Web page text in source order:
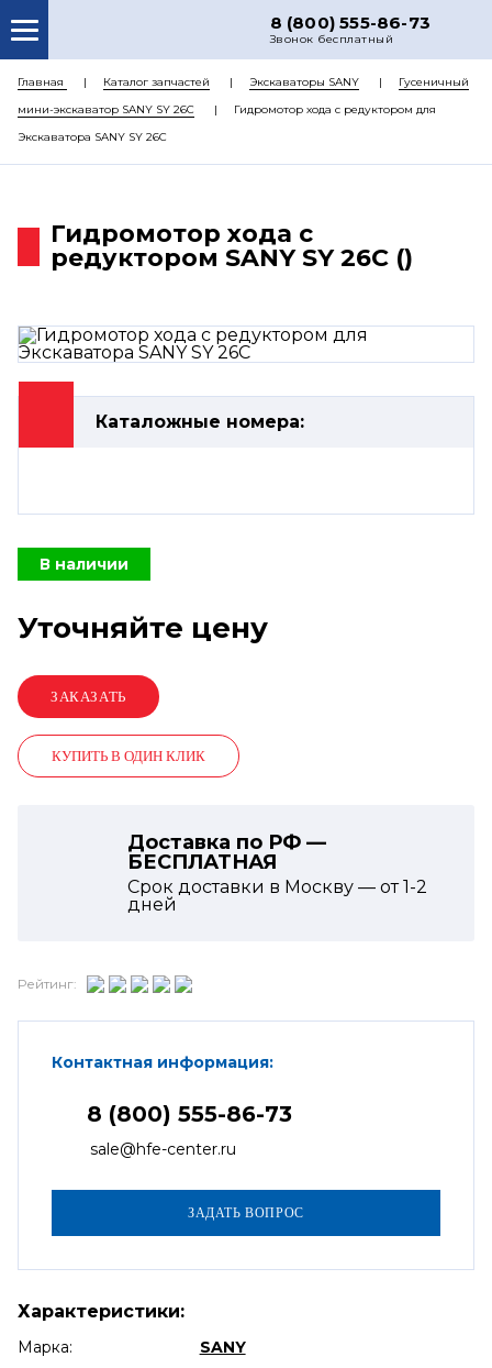
8 (800) 555-86-73
Звонок бесплатный
О НАС
КАТАЛОГ ЗАПЧАСТЕЙ
РЕМОНТ
ЦЕНЫ
Главная Каталог запчастей Экскаваторы SANY
Гусеничный
мини-экскаватор SANY SY 26C
Гидромотор хода с редуктором для
Экскаватора SANY SY 26C
Гидромотор хода с
редуктором SANY SY 26C ()
Каталожные номера:
В наличии
Уточняйте цену
КУПИТЬ В ОДИН КЛИК
Доставка по РФ —
БЕСПЛАТНАЯ
Срок доставки в Москву — от1-2
дней
Рейтинг:
Контактная информация:
8 (800) 555-86-73
sale@hfe-center.ru
Характеристики:
Марка:
SANY